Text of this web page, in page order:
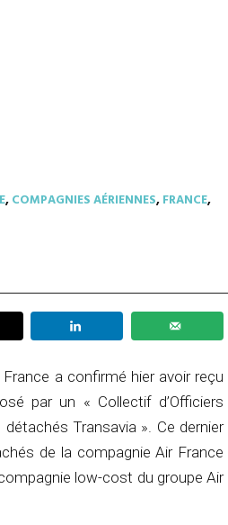
,COMPAGNIES AÉRIENNES,FRANCE,
a confirmé hier avoir reçu
par un « Collectif d’Officiers
Transavia ». Ce dernier
de la compagnie Air France
low-cost du groupe Air